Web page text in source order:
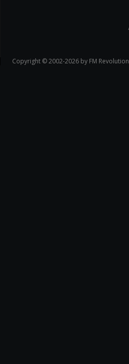
Copyright © 2002-2026 by FM Revolution